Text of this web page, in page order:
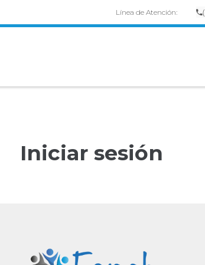
Línea de Atención: (
Iniciar sesión